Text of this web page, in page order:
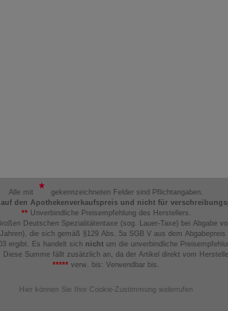
Alle mit
gekennzeichneten Felder sind Pflichtangaben.
den Apothekenverkaufspreis und nicht für
**Unverbindliche Preisempfehlung des Herstellers.
Deutschen Spezialitätentaxe (sog. Lauer-Taxe) bei Abgabe
die sich gemäß §129 Abs. 5a SGB V aus dem
ergibt. Es handelt sich nicht um die unverbindliche
Diese Summe fällt zusätzlich an, da der Artikel direkt vom
***** verw. bis: Verwendbar bis.
Hier können Sie Ihre Cookie-Zustimmung widerrufen